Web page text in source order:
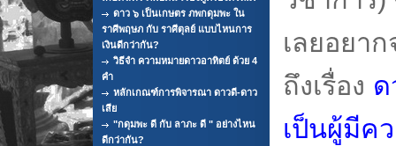
ดาว ๖ เป็นเกษตร ภพกดุมพะ ใน
ราศีพฤษภ กับ ราศีตุลย์ แบบไหนการ
เงินดีกว่ากัน?
วิธีจำ ความหมายดาวอาทิตย์ ด้วย 4
คำ
หลักเกณฑ์การพิจารณา ดาวดี-ดาว
เสีย
"กดุมพะ ดี กับ ลาภะ ดี " อย่างไหน
ดีกว่ากัน?
เลยอยา
ถึงเรื่อง ด
เป็นผู้มีค